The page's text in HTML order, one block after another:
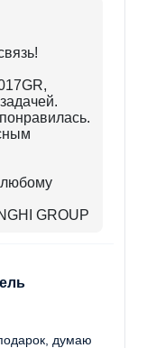
любому
GROUP
думаю